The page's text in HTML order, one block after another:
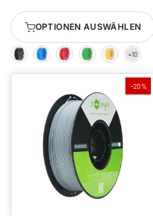
OPTIONEN AUSWÄHLEN
-20%